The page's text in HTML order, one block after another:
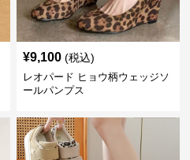
¥9,100 (税込)
レオパード ヒョウ柄ウェッジソ
ールパンプス